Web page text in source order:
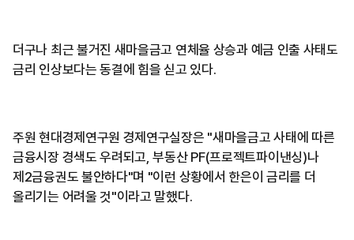
더구나 최근 불거진 새마을금고 연체율 상승과 예금 인출 사태도
금리 인상보다는 동결에 힘을 싣고 있다.
주원 현대경제연구원 경제연구실장은 "새마을금고 사태에 따른
금융시장 경색도 우려되고, 부동산 PF(프로젝트파이낸싱)나
제2금융권도 불안하다"며 "이런 상황에서 한은이 금리를 더
올리기는 어려울 것"이라고 말했다.